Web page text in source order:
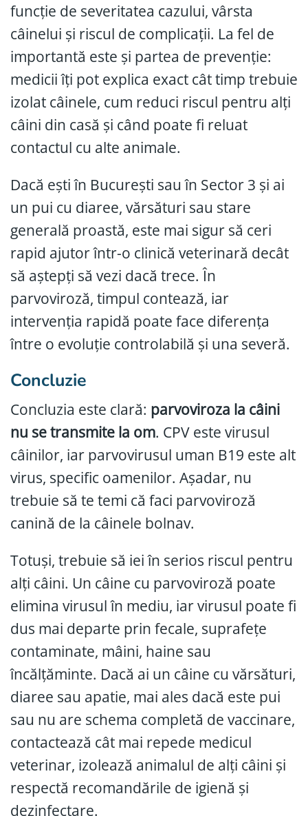
funcție de severitatea cazului, vârsta
câinelui și riscul de complicații. La fel de
importantă este și partea de prevenție:
medicii îți pot explica exact cât timp trebuie
izolat câinele, cum reduci riscul pentru alți
câini din casă și când poate fi reluat
contactul cu alte animale.
Dacă ești în București sau în Sector 3 și ai
un pui cu diaree, vărsături sau stare
generală proastă, este mai sigur să ceri
rapid ajutor într-o clinică veterinară decât
să aștepți să vezi dacă trece. În
parvoviroză, timpul contează, iar
intervenția rapidă poate face diferența
între o evoluție controlabilă și una severă.
Concluzie
Concluzia este clară: parvoviroza la câini
nu se transmite la om. CPV este virusul
câinilor, iar parvovirusul uman B19 este alt
virus, specific oamenilor. Așadar, nu
trebuie să te temi că faci parvoviroză
canină de la câinele bolnav.
Totuși, trebuie să iei în serios riscul pentru
alți câini. Un câine cu parvoviroză poate
elimina virusul în mediu, iar virusul poate fi
dus mai departe prin fecale, suprafețe
contaminate, mâini, haine sau
încălțăminte. Dacă ai un câine cu vărsături,
diaree sau apatie, mai ales dacă este pui
sau nu are schema completă de vaccinare,
contactează cât mai repede medicul
veterinar, izolează animalul de alți câini și
respectă recomandările de igienă și
dezinfectare.